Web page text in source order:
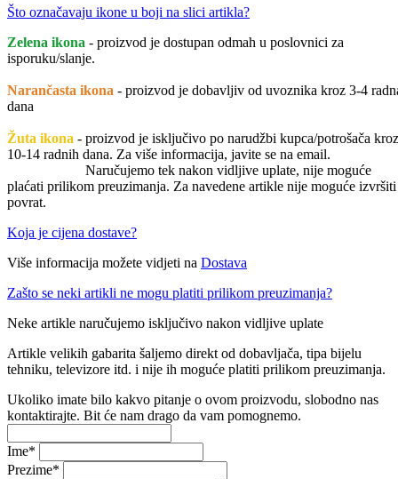
Što označavaju ikone u boji na slici artikla?
Zelena ikona - proizvod je dostupan odmah u poslovnici za
isporuku/slanje.
Narančasta ikona - proizvod je dobavljiv od uvoznika kroz 3-4
dana
Žuta ikona - proizvod je isključivo po narudžbi kupca/potrošača kroz
10-14 radnih dana. Za više informacija, javite se na email.
Naručujemo tek nakon vidljive uplate, nije moguće
plaćati prilikom preuzimanja. Za navedene artikle nije moguće izvršiti
povrat.
Koja je cijena dostave?
Više informacija možete vidjeti na Dostava
Zašto se neki artikli ne mogu platiti prilikom preuzimanja?
Neke artikle naručujemo isključivo nakon vidljive uplate
Artikle velikih gabarita šaljemo direkt od dobavljača, tipa bijelu
tehniku, televizore itd. i nije ih moguće platiti prilikom preuzimanja.
Ukoliko imate bilo kakvo pitanje o ovom proizvodu, slobodno nas
kontaktirajte. Bit će nam drago da vam pomognemo.
Ime*
Prezime*